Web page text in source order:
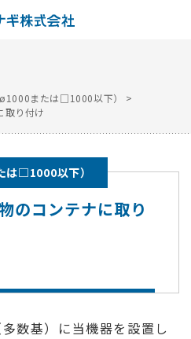
または□1000以下）
>
り付け
は□1000以下）
コンテナに取り
多数基）に当機器を設置し